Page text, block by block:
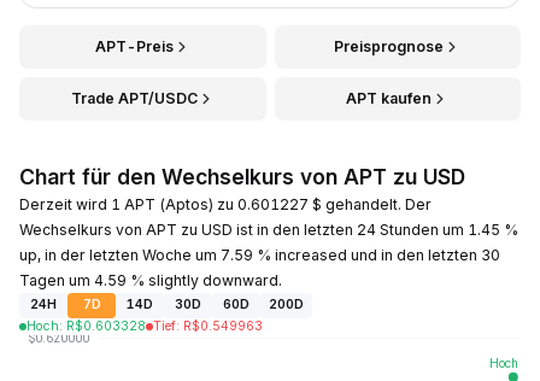
APT-Preis Preisprognose
Trade APT/USDC APT kaufen
Chart für den Wechselkurs von APT zu USD
Derzeit wird 1 APT (Aptos) zu 0.601227 $ gehandelt. Der
Wechselkurs von APT zu USD ist in den letzten 24 Stunden um 1.45 %
up, in der letzten Woche um 7.59 % increased und in den letzten 30
Tagen um 4.59 % slightly downward.
24H 7D 14D 30D 60D
200D
Hoch: R$0.603328 Tief: R$0.549963